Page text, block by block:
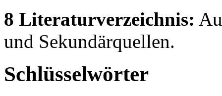
8 Literaturverzeichnis:
und Sekundärquellen.
Schlüsselwörter